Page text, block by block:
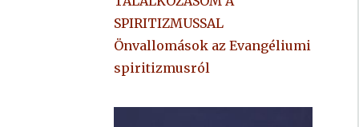
SPIRITIZMUSSAL
Önvallomások az Evangéliumi
spiritizmusról